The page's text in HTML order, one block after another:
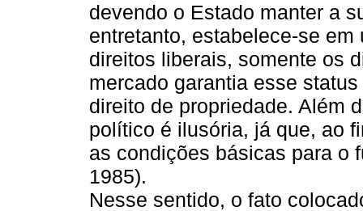
devendo o Estado manter a
entretanto, estabelece-se
direitos liberais, somente os
mercado garantia esse
direito de propriedade. Além
político é ilusória, já que, ao
as condições básicas para o
1985).
Nesse sentido, o fato